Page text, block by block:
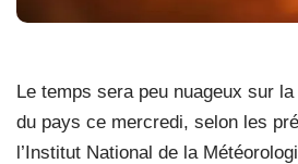
Le temps sera peu nuageux sur
du pays ce mercredi, selon les
l’Institut National de la